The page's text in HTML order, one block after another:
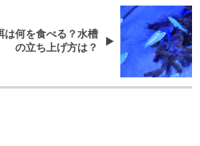
は何を食べる？水槽
の立ち上げ方は？